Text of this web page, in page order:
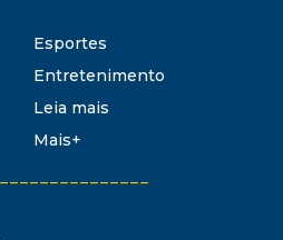
Esportes
Entretenimento
Leia mais
Mais+